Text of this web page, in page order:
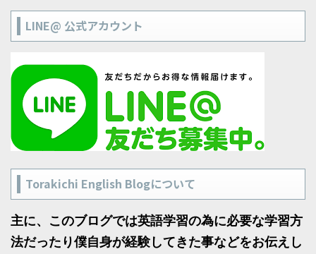
LINE@ 公式アカウント
Torakichi English Blogについて
主に、このブログでは英語学習の為に必要な学習方
法だったり僕自身が経験してきた事などをお伝えし